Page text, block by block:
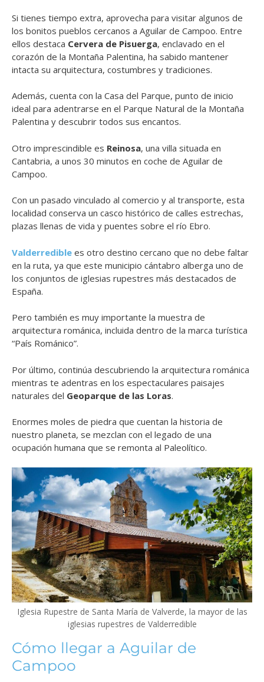
Si tienes tiempo extra, aprovecha para visitar algunos de
los bonitos pueblos cercanos a Aguilar de Campoo. Entre
ellos destaca Cervera de Pisuerga, enclavado en el
corazón de la Montaña Palentina, ha sabido mantener
intacta su arquitectura, costumbres y tradiciones.
Además, cuenta con la Casa del Parque, punto de inicio
ideal para adentrarse en el Parque Natural de la Montaña
Palentina y descubrir todos sus encantos.
Otro imprescindible es Reinosa, una villa situada en
Cantabria, a unos 30 minutos en coche de Aguilar de
Campoo.
Con un pasado vinculado al comercio y al transporte, esta
localidad conserva un casco histórico de calles estrechas,
plazas llenas de vida y puentes sobre el río Ebro.
Valderredible es otro destino cercano que no debe faltar
en la ruta, ya que este municipio cántabro alberga uno de
los conjuntos de iglesias rupestres más destacados de
España.
Pero también es muy importante la muestra de
arquitectura románica, incluida dentro de la marca turística
“País Románico”.
Por último, continúa descubriendo la arquitectura románica
mientras te adentras en los espectaculares paisajes
naturales del Geoparque de las Loras.
Enormes moles de piedra que cuentan la historia de
nuestro planeta, se mezclan con el legado de una
ocupación humana que se remonta al Paleolítico.
Iglesia Rupestre de Santa María de Valverde, la mayor de las
iglesias rupestres de Valderredible
Cómo llegar a Aguilar de
Campoo